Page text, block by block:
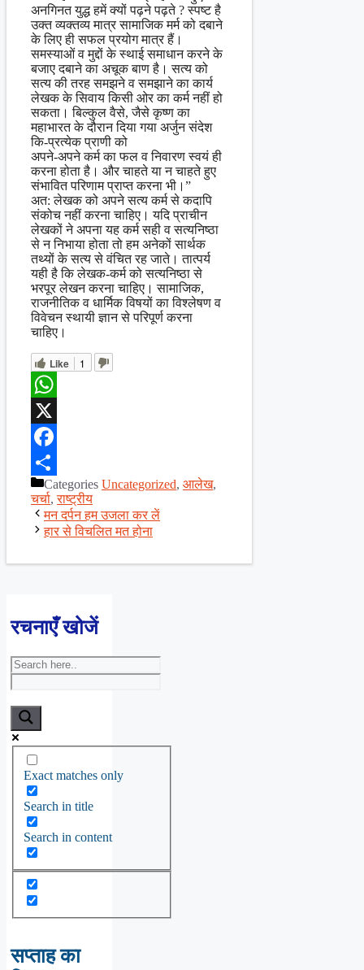
अनगिनत युद्ध हमें क्यों पढ़ने पढ़ते ? स्पष्ट है
उक्त व्यक्तव्य मात्र सामाजिक मर्म को दबाने
के लिए ही सफल प्रयोग मात्र हैं।
समस्याओं व मुद्दों के स्थाई समाधान करने के
बजाए दबाने का अचूक बाण है। सत्य को
सत्य की तरह समझने व समझाने का कार्य
लेखक के सिवाय किसी ओर का कर्म नहीं हो
सकता। बिल्कुल वैसे, जैसे कृष्ण का
महाभारत के दौरान दिया गया अर्जुन संदेश
कि-प्रत्येक प्राणी को
अपने-अपने कर्म का फल व निवारण स्वयं ही
करना होता है। और चाहते या न चाहते हुए
संभावित परिणाम प्राप्त करना भी।”
अत: लेखक को अपने सत्य कर्म से कदापि
संकोच नहीं करना चाहिए। यदि प्राचीन
लेखकों ने अपना यह कर्म सही व सत्यनिष्ठा
से न निभाया होता तो हम अनेकों सार्थक
तथ्यों के सत्य से वंचित रह जाते। तात्पर्य
यही है कि लेखक-कर्म को सत्यनिष्ठा से
भरपूर लेखन करना चाहिए। सामाजिक,
राजनीतिक व धार्मिक विषयों का विश्लेषण व
विवेचन स्थायी ज्ञान से परिपूर्ण करना
चाहिए।
Like 1
WhatsApp
X
Facebook
ShareCategories Uncategorized, आलेख,
चर्चा,राष्ट्रीय
मन दर्पन हम उजला कर लें
हार से विचलित मत होना
रचनाएँ खोजें
Exact matches only
Search in title
Search in content
सप्ताह का